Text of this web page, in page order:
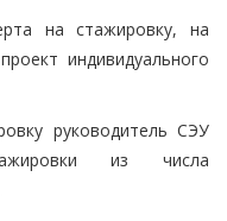
на стажировку, на
индивидуального
руководитель СЭУ
из числа